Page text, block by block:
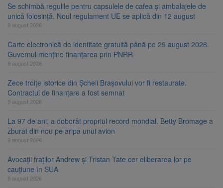
Se schimbă regulile pentru capsulele de cafea și ambalajele de
unică folosință. Noul regulament UE se aplică din 12 august
9 august 2026
Carte electronică de identitate gratuită până pe 29 august 2026.
Guvernul menține finanțarea prin PNRR
9 august 2026
Zece troițe istorice din Șcheii Brașovului vor fi restaurate.
Contractul de finanțare a fost semnat
9 august 2026
La 97 de ani, a doborât propriul record mondial. Betty Bromage a
zburat din nou pe aripa unui avion
9 august 2026
Avocații fraților Andrew și Tristan Tate cer eliberarea lor pe
cauțiune în SUA
9 august 2026